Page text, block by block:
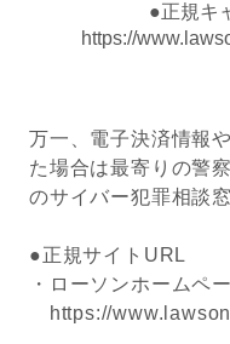
●正規キ
https://
万一、電子決済情報
た場合は最寄りの警
のサイバー犯罪相談
●正規サイトURL
・ローソンホームペ
https://